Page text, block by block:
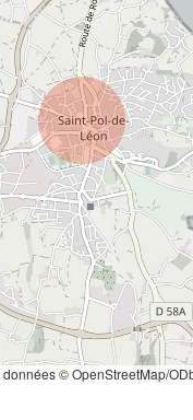
données © OpenStreetMap/